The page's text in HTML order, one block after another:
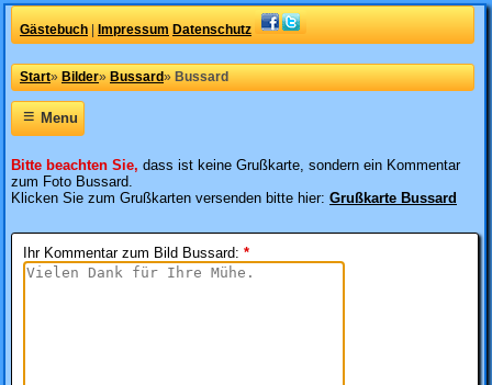
Gästebuch Impressum Datenschutz
Start» Bilder» Bussard» Bussard
≡Menu
Bitte beachten Sie, dass ist keine Grußkarte, sondern ein Kommentar
zum Foto Bussard.
Klicken Sie zum Grußkarten versenden bitte hier: Grußkarte Bussard
Ihr Kommentar zum Bild Bussard: *